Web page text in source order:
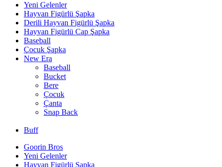
Yeni Gelenler
Hayvan Figürlü Şapka
Derili Hayvan Figürlü Şapka
Hayvan Figürlü Cap Şapka
Baseball
Çocuk Şapka
New Era
Baseball
Bucket
Bere
Çocuk
Çanta
Snap Back
Buff
Goorin Bros
Yeni Gelenler
Hayvan Figürlü Şapka